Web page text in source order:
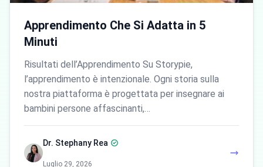
Apprendimento Che Si Adatta in 5
Minuti
Risultati dell’Apprendimento Su Storypie,
l’apprendimento è intenzionale. Ogni storia sulla
nostra piattaforma è progettata per insegnare ai
bambini persone affascinanti,…
Dr. Stephany Rea
Luglio 29, 2026